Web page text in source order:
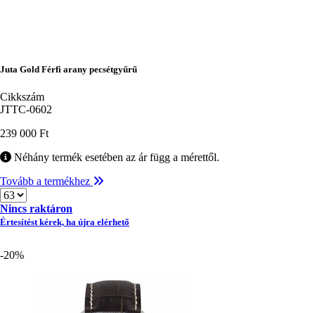
Juta Gold Férfi arany pecsétgyűrű
Cikkszám
JTTC-0602
239 000 Ft
Néhány termék esetében az ár függ a mérettől.
Tovább a termékhez
Méret
Nincs raktáron
Értesítést kérek, ha újra elérhető
-20%